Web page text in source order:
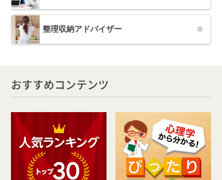
整理収納アドバイザー
おすすめコンテンツ